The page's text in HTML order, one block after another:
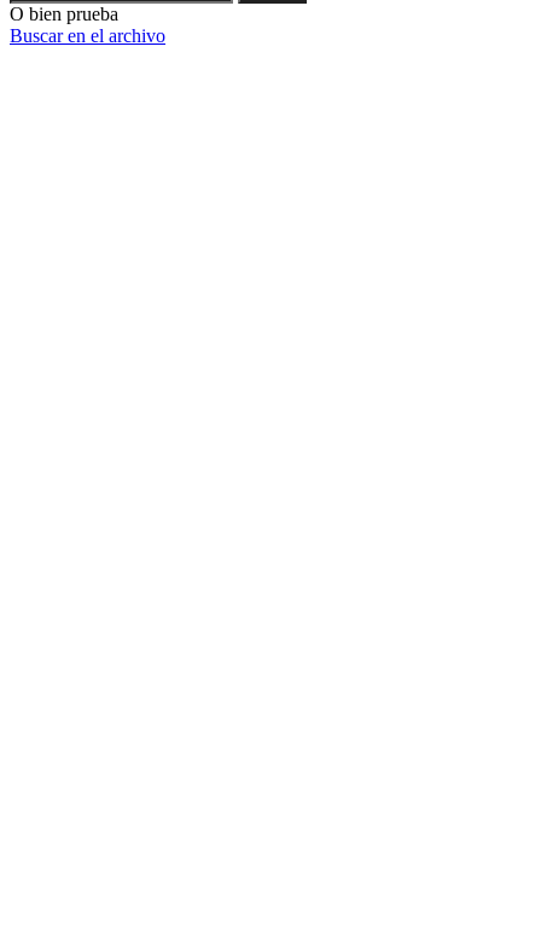
O bien prueba
Buscar en el archivo